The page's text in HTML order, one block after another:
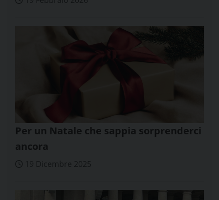
Per un Natale che sappia sorprenderci
ancora
19 Dicembre 2025